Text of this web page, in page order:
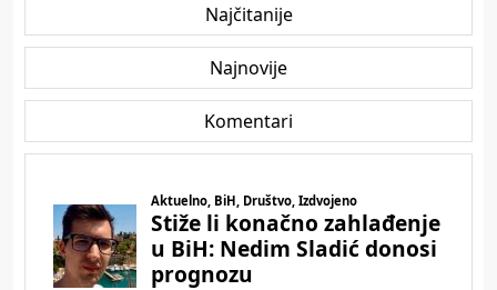
Najčitanije
Najnovije
Komentari